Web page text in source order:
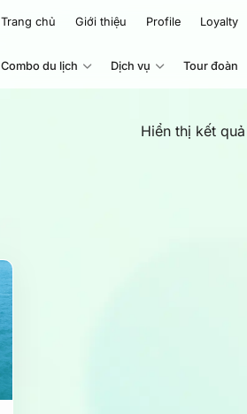
Trang chủ Giới thiệu Profile Loyalty
Combo du lịch Dịch vụ Tour đoàn
Hiển thị kết